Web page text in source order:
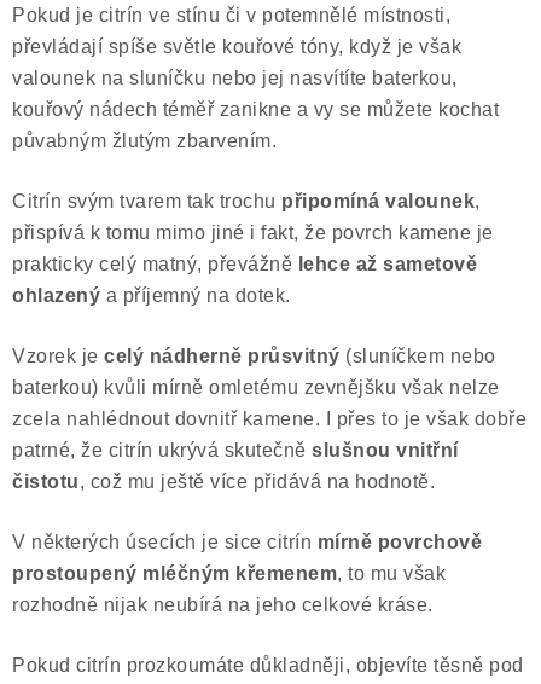
Pokud je citrín ve stínu či v potemnělé místnosti,
převládají spíše světle kouřové tóny, když je však
valounek na sluníčku nebo jej nasvítíte baterkou,
kouřový nádech téměř zanikne a vy se můžete kochat
půvabným žlutým zbarvením.
Citrín svým tvarem tak trochu připomíná valounek,
přispívá k tomu mimo jiné i fakt, že povrch kamene je
prakticky celý matný, převážně lehce až sametově
ohlazený a příjemný na dotek.
Vzorek je celý nádherně průsvitný (sluníčkem nebo
baterkou) kvůli mírně omletému zevnějšku však nelze
zcela nahlédnout dovnitř kamene. I přes to je však dobře
patrné, že citrín ukrývá skutečně slušnou vnitřní
čistotu, což mu ještě více přidává na hodnotě.
V některých úsecích je sice citrín mírně povrchově
prostoupený mléčným křemenem, to mu však
rozhodně nijak neubírá na jeho celkové kráse.
Pokud citrín prozkoumáte důkladněji, objevíte těsně pod